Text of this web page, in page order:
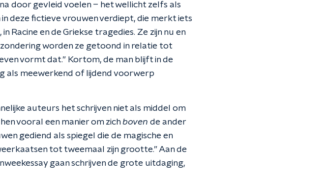
door gevleid voelen – het wellicht zelfs als
deze fictieve vrouwen verdiept, die merkt iets
Racine en de Griekse tragedies. Ze zijn nu en
worden ze getoond in relatie tot
vormt dat.” Kortom, de man blijft in de
als meewerkend of lijdend voorwerp
auteurs het schrijven niet als middel om
vooral een manier om zich boven de ander
gediend als spiegel die de magische en
tot tweemaal zijn grootte.” Aan de
gaan schrijven de grote uitdaging,